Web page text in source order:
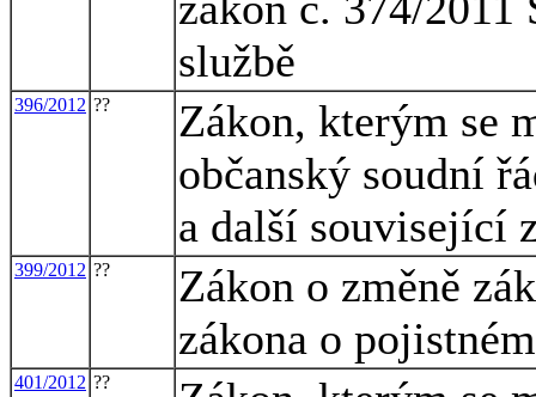
službě
396/2012 ??
Zákon, kterým se
občanský soudní
a další související
399/2012 ??
Zákon o změně
zákona o
401/2012 ??